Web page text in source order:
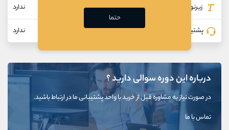
زیرنویس ندارد
پشتیبانی ندارد
درباره این دوره سوالی دارید ؟
در صورت نیاز به مشاوره قبل از خرید با واحد پشتیبانی ما در ارتباط باشید.
تماس با ما
حتما